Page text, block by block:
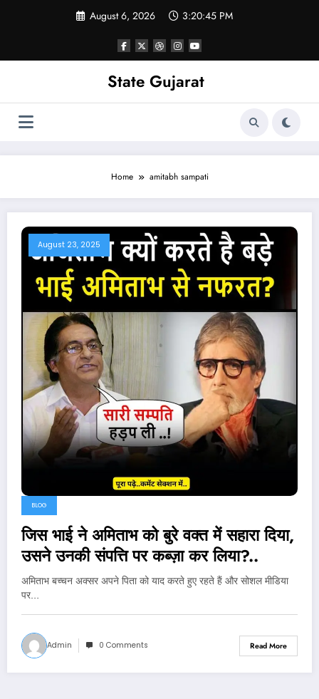
August 6, 2026 3:20:46 PM
State Gujarat
Home amitabh sampati
August 23, 2025
BLOG
जिस भाई ने अमिताभ को बुरे वक्त में सहारा दिया,
उसने उनकी संपत्ति पर कब्ज़ा कर लिया?..
अमिताभ बच्चन अक्सर अपने पिता को याद करते हुए रहते हैं और सोशल मीडिया
पर…
Admin 0 Comments Read More